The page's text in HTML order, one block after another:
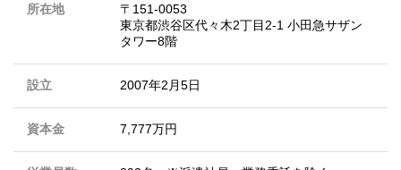
所在地
〒151-0053
東京都渋谷区代々木2丁目2-1 小田急サザン
タワー8階
設立 2007年2月5日
資本金 7,777万円